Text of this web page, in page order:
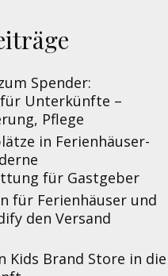
Spender:
für Unterkünfte –
Pflege
in Ferienhäuser-
für Gastgeber
für Ferienhäuser und
den Versand
Kids Brand Store in die